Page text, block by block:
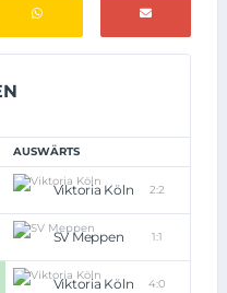
AUSWÄRTS
Viktoria Köln 2:2
SV Meppen 1:1
Viktoria Köln 4:0